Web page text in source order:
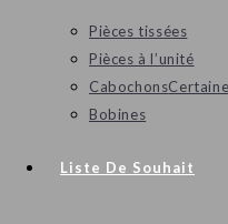
Pièces tissées
Pièces à l’unité
Cabochons
Bobines
Liste De Souhait